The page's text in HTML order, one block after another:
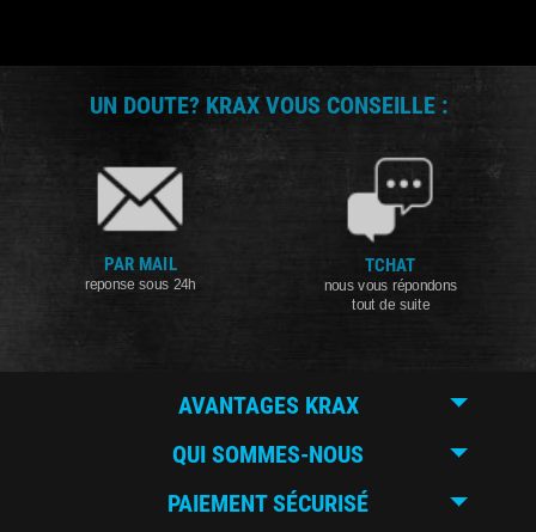
UN DOUTE? KRAX VOUS CONSEILLE :
PAR MAIL
reponse sous 24h
TCHAT
nous vous répondons
tout de suite
AVANTAGES KRAX
QUI SOMMES-NOUS
PAIEMENT SÉCURISÉ